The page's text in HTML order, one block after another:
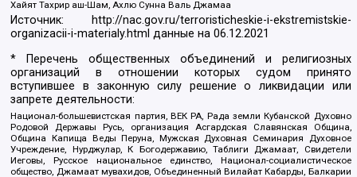
Хайят Тахрир аш-Шам, Ахлю Сунна Валь Джамаа
Источник:
http://nac.gov.ru/terroristicheskie-i-ekstremistskie-
organizacii-i-materialy.html данные на06.12.2021
* Перечень общественных объединений и религиозных
организаций в отношении которых судом принято
вступившее в законную силу решение о ликвидации или
запрете деятельности:
Национал-большевистская партия, ВЕК РА, Рада земли Кубанской Духовно
Родовой Державы Русь, организация Асгардская Славянская Община,
Община Капища Веды Перуна, Мужская Духовная Семинария Духовное
Учреждение, Нурджулар, К Богодержавию, Таблиги Джамаат, Свидетели
Иеговы, Русское национальное единство, Национал-социалистическое
общество, Джамаат мувахидов, Объединенный Вилайат Кабарды, Балкарии